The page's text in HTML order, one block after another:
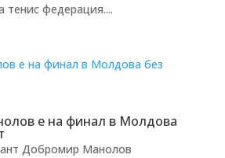
федерация....
е на финал в Молдова
Добромир Манолов